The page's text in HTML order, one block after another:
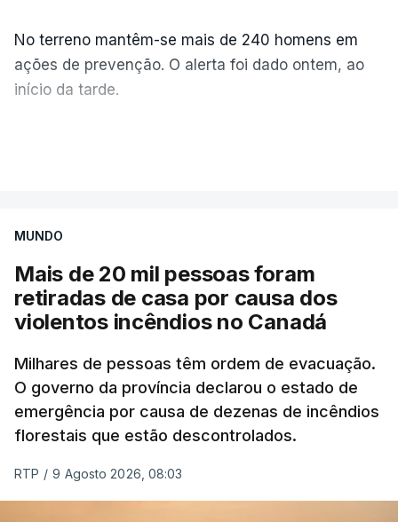
No terreno mantêm-se mais de 240 homens em
ações de prevenção. O alerta foi dado ontem, ao
início da tarde.
MUNDO
Mais de 20 mil pessoas foram
retiradas de casa por causa dos
violentos incêndios no Canadá
Milhares de pessoas têm ordem de evacuação.
O governo da província declarou o estado de
emergência por causa de dezenas de incêndios
florestais que estão descontrolados.
RTP / 9 Agosto 2026, 08:03